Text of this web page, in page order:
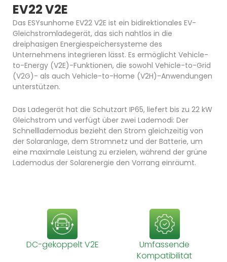
EV22 V2E
Das ESYsunhome EV22 V2E ist ein bidirektionales EV-
Gleichstromladegerät, das sich nahtlos in die
dreiphasigen Energiespeichersysteme des
Unternehmens integrieren lässt. Es ermöglicht Vehicle-
to-Energy (V2E)-Funktionen, die sowohl Vehicle-to-Grid
(V2G)- als auch Vehicle-to-Home (V2H)-Anwendungen
unterstützen.
Das Ladegerät hat die Schutzart IP65, liefert bis zu 22 kW
Gleichstrom und verfügt über zwei Lademodi: Der
Schnelllademodus bezieht den Strom gleichzeitig von
der Solaranlage, dem Stromnetz und der Batterie, um
eine maximale Leistung zu erzielen, während der grüne
Lademodus der Solarenergie den Vorrang einräumt.
DC-gekoppelt V2E
Umfassende
Kompatibilität